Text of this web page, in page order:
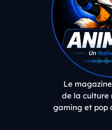
Le
de la culture
gaming et pop